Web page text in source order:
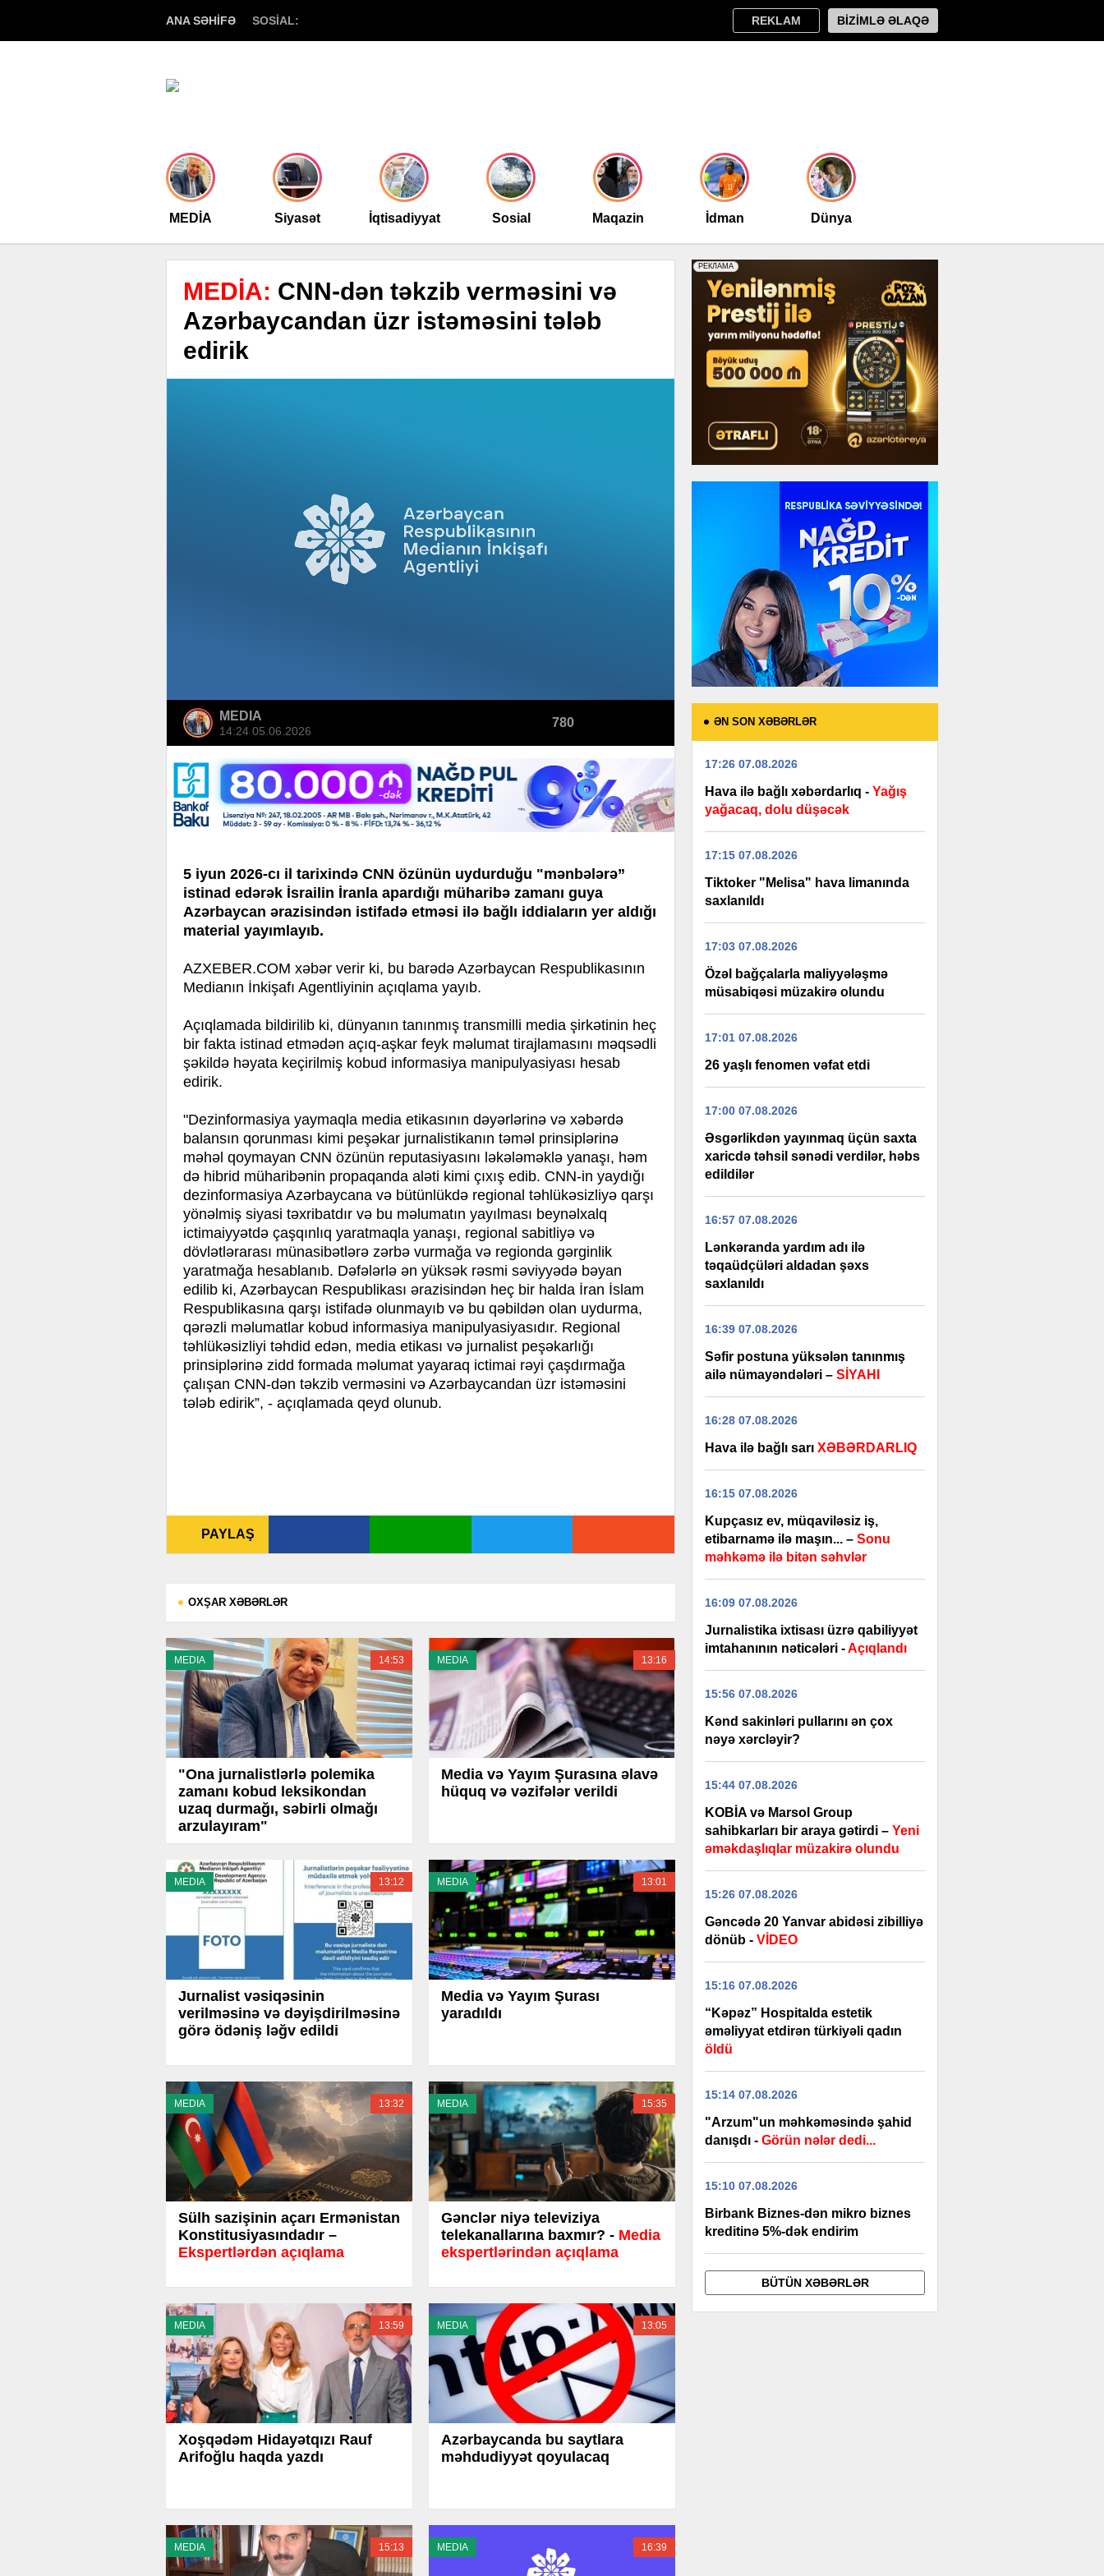
ANA SƏHİFƏ SOSİAL: REKLAM BİZİMLƏ ƏLAQƏ
MEDİA Siyasət İqtisadiyyat Sosial Maqazin İdman Dünya
MEDİA: CNN-dən təkzib verməsini və
Azərbaycandan üzr istəməsini tələb
edirik
MEDIA
14:24 05.06.2026
780
5 iyun 2026-cı il tarixində CNN özünün uydurduğu "mənbələrə”
istinad edərək İsrailin İranla apardığı müharibə zamanı guya
Azərbaycan ərazisindən istifadə etməsi ilə bağlı iddiaların yer aldığı
material yayımlayıb.
AZXEBER.COM xəbər verir ki, bu barədə Azərbaycan Respublikasının
Medianın İnkişafı Agentliyinin açıqlama yayıb.
Açıqlamada bildirilib ki, dünyanın tanınmış transmilli media şirkətinin heç
bir fakta istinad etmədən açıq-aşkar feyk məlumat tirajlamasını məqsədli
şəkildə həyata keçirilmiş kobud informasiya manipulyasiyası hesab
edirik.
"Dezinformasiya yaymaqla media etikasının dəyərlərinə və xəbərdə
balansın qorunması kimi peşəkar jurnalistikanın təməl prinsiplərinə
məhəl qoymayan CNN özünün reputasiyasını ləkələməklə yanaşı, həm
də hibrid müharibənin propaqanda aləti kimi çıxış edib. CNN-in yaydığı
dezinformasiya Azərbaycana və bütünlükdə regional təhlükəsizliyə qarşı
yönəlmiş siyasi təxribatdır və bu məlumatın yayılması beynəlxalq
ictimaiyyətdə çaşqınlıq yaratmaqla yanaşı, regional sabitliyə və
dövlətlərarası münasibətlərə zərbə vurmağa və regionda gərginlik
yaratmağa hesablanıb. Dəfələrlə ən yüksək rəsmi səviyyədə bəyan
edilib ki, Azərbaycan Respublikası ərazisindən heç bir halda İran İslam
Respublikasına qarşı istifadə olunmayıb və bu qəbildən olan uydurma,
qərəzli məlumatlar kobud informasiya manipulyasiyasıdır. Regional
təhlükəsizliyi təhdid edən, media etikası və jurnalist peşəkarlığı
prinsiplərinə zidd formada məlumat yayaraq ictimai rəyi çaşdırmağa
çalışan CNN-dən təkzib verməsini və Azərbaycandan üzr istəməsini
tələb edirik”, - açıqlamada qeyd olunub.
PAYLAŞ
OXŞAR XƏBƏRLƏR
MEDIA 14:53
"Ona jurnalistlərlə polemika
zamanı kobud leksikondan
uzaq durmağı, səbirli olmağı
arzulayıram"
MEDIA 13:16
Media və Yayım Şurasına əlavə
hüquq və vəzifələr verildi
MEDIA 13:12
Jurnalist vəsiqəsinin
verilməsinə və dəyişdirilməsinə
görə ödəniş ləğv edildi
MEDIA 13:01
Media və Yayım Şurası
yaradıldı
MEDIA 13:32
Sülh sazişinin açarı Ermənistan
Konstitusiyasındadır –
Ekspertlərdən açıqlama
MEDIA 15:35
Gənclər niyə televiziya
telekanallarına baxmır? - Media
ekspertlərindən açıqlama
MEDIA 13:59
Xoşqədəm Hidayətqızı Rauf
Arifoğlu haqda yazdı
MEDIA 13:05
Azərbaycanda bu saytlara
məhdudiyyət qoyulacaq
MEDIA 15:13 MEDIA 16:39
ƏN SON XƏBƏRLƏR
17:26 07.08.2026
Hava ilə bağlı xəbərdarlıq - Yağış
yağacaq, dolu düşəcək
17:15 07.08.2026
Tiktoker "Melisa" hava limanında
saxlanıldı
17:03 07.08.2026
Özəl bağçalarla maliyyələşmə
müsabiqəsi müzakirə olundu
17:01 07.08.2026
26 yaşlı fenomen vəfat etdi
17:00 07.08.2026
Əsgərlikdən yayınmaq üçün saxta
xaricdə təhsil sənədi verdilər, həbs
edildilər
16:57 07.08.2026
Lənkəranda yardım adı ilə
təqaüdçüləri aldadan şəxs
saxlanıldı
16:39 07.08.2026
Səfir postuna yüksələn tanınmış
ailə nümayəndələri – SİYAHI
16:28 07.08.2026
Hava ilə bağlı sarı XƏBƏRDARLIQ
16:15 07.08.2026
Kupçasız ev, müqaviləsiz iş,
etibarnamə ilə maşın... – Sonu
məhkəmə ilə bitən səhvlər
16:09 07.08.2026
Jurnalistika ixtisası üzrə qabiliyyət
imtahanının nəticələri -Açıqlandı
15:56 07.08.2026
Kənd sakinləri pullarını ən çox
nəyə xərcləyir?
15:44 07.08.2026
KOBİA və Marsol Group
sahibkarları bir araya gətirdi – Yeni
əməkdaşlıqlar müzakirə olundu
15:26 07.08.2026
Gəncədə 20 Yanvar abidəsi zibilliyə
dönüb - VİDEO
15:16 07.08.2026
“Kəpəz” Hospitalda estetik
əməliyyat etdirən türkiyəli qadın
öldü
15:14 07.08.2026
"Arzum"un məhkəməsində şahid
danışdı - Görün nələr dedi...
15:10 07.08.2026
Birbank Biznes-dən mikro biznes
kreditinə 5%-dək endirim
BÜTÜN XƏBƏRLƏR